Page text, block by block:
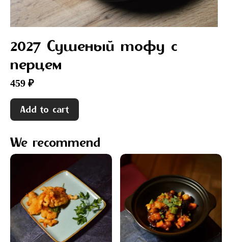
2027 Сушеный тофу с
перцем
459 ₽
Add to cart
We recommend